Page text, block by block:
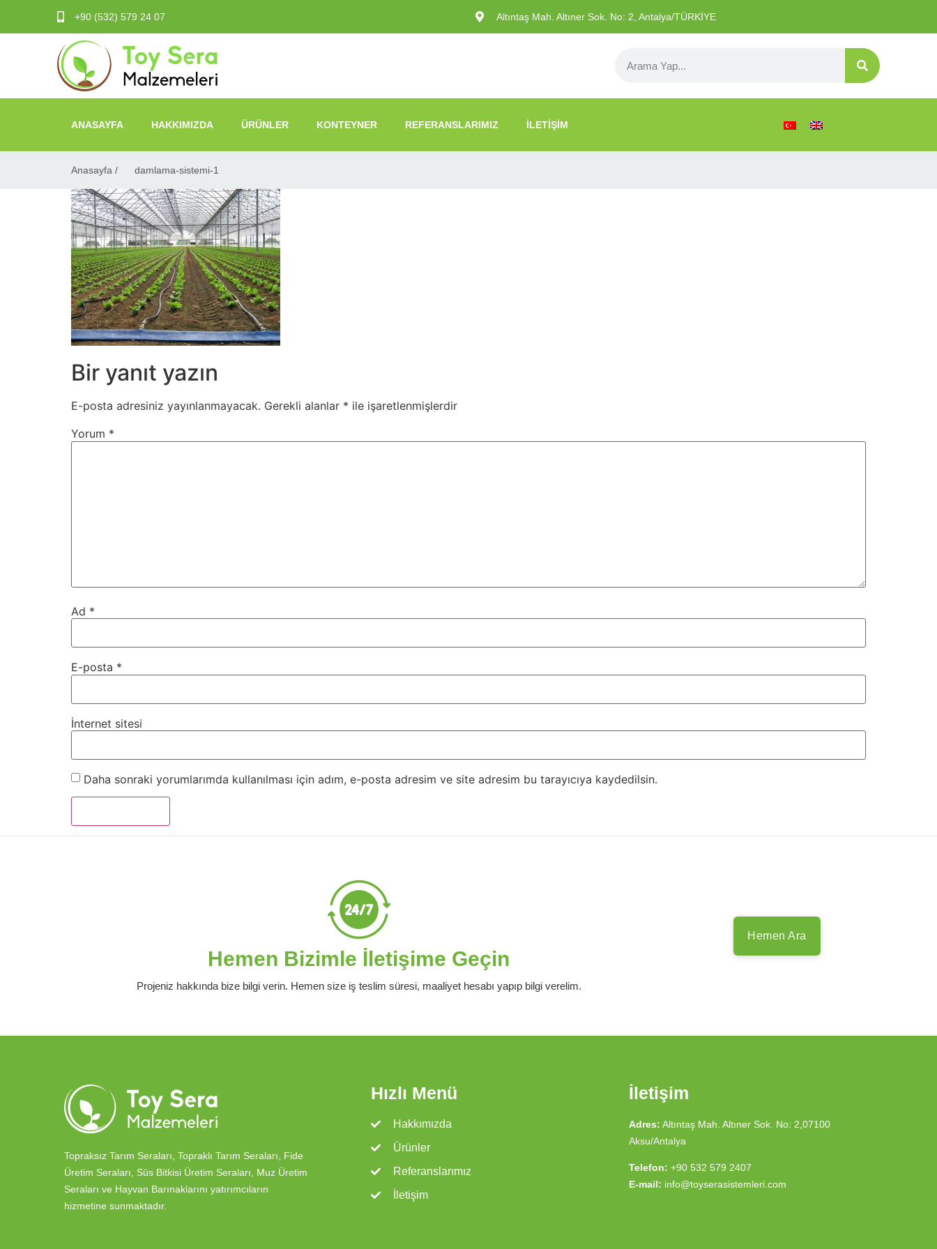
+90 (532) 579 24 07 Altıntaş Mah. Altıner Sok. No: 2, Antalya/TÜRKİYE
ANASAYFA HAKKIMIZDA ÜRÜNLER KONTEYNER REFERANSLARIMIZ İLETIŞIM
Anasayfa / damlama-sistemi-1
Bir yanıt yazın
E-posta adresiniz yayınlanmayacak. Gerekli alanlar * ile işaretlenmişlerdir
Yorum *
Ad *
E-posta *
İnternet sitesi
Daha sonraki yorumlarımda kullanılması için adım, e-posta adresim ve site adresim bu tarayıcıya kaydedilsin.
Hemen Bizimle İletişime Geçin
Projeniz hakkında bize bilgi verin. Hemen size iş teslim süresi, maaliyet hesabı yapıp bilgi verelim.
Hemen Ara
Topraksız Tarım Seraları, Topraklı Tarım Seraları, Fide
Üretim Seraları, Süs Bitkisi Üretim Seraları, Muz Üretim
Seraları ve Hayvan Barınaklarını yatırımcıların
hizmetine sunmaktadır.
Hızlı Menü
Hakkımızda
Ürünler
Referanslarımız
İletişim
İletişim
Adres: Altıntaş Mah. Altıner Sok. No: 2,07100
Aksu/Antalya
Telefon: +90 532 579 2407
E-mail: info@toyserasistemleri.com